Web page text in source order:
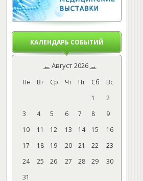
КАЛЕНДАРЬ СОБЫТИЙ
← Август 2026 →
Пн Вт Ср Чт Пт Сб
Вс
1
2
3
4 5 6 7 8
9
10
11 12 13 14 15
16
17
18 19 20 21 22
23
24
25 26 27 28 29
30
31